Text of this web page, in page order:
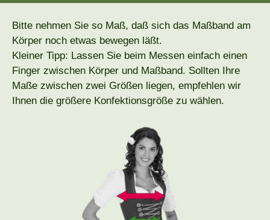
Bitte nehmen Sie so Maß, daß sich das Maßband am
Körper noch etwas bewegen läßt.
Kleiner Tipp: Lassen Sie beim Messen einfach einen
Finger zwischen Körper und Maßband. Sollten Ihre
Maße zwischen zwei Größen liegen, empfehlen wir
Ihnen die größere Konfektionsgröße zu wählen.